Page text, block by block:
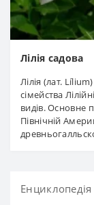
Лілія садова
Лілія (лат.
сімейства
видів. Основне
Північній